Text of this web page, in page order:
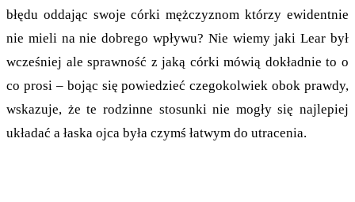
błędu oddając swoje córki mężczyznom którzy ewidentnie
nie mieli na nie dobrego wpływu? Nie wiemy jaki Lear był
wcześniej ale sprawność z jaką córki mówią dokładnie to o
co prosi – bojąc się powiedzieć czegokolwiek obok prawdy,
wskazuje, że te rodzinne stosunki nie mogły się najlepiej
układać a łaska ojca była czymś łatwym do utracenia.